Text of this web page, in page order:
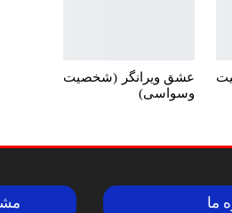
عشق ویرانگر (شخصیت
وسواسی)
ما